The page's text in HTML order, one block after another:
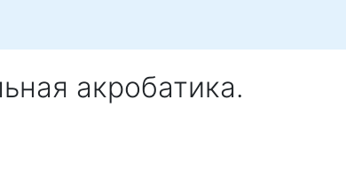
акробатика.